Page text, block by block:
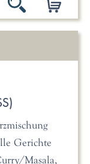
Gerichte
Masala,